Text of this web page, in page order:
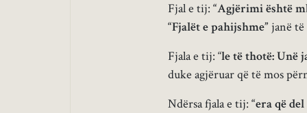
Fjal e tij: “Agjërimi është
“Fjalët e pahijshme” janë
Fjala e tij: “letë thotë: Unë
duke agjëruar që të mos
Ndërsa fjala e tij: “era që